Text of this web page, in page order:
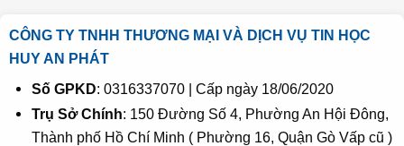
CÔNG TY TNHH THƯƠNG MẠI VÀ DỊCH VỤ TIN HỌC
HUY AN PHÁT
Số GPKD: 0316337070 | Cấp ngày 18/06/2020
Trụ Sở Chính: 150 Đường Số 4, Phường An Hội Đông,
Thành phố Hồ Chí Minh ( Phường 16, Quận Gò Vấp cũ )